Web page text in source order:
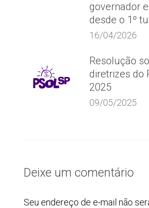
governador
desde o 1º
16/04/2026
Resolução
diretrizes do
2025
09/05/2025
Deixe um comentário
Seu endereço de e-mail não